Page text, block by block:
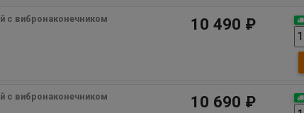
с вибронаконечником
10 490 ₽
с вибронаконечником
10 690 ₽